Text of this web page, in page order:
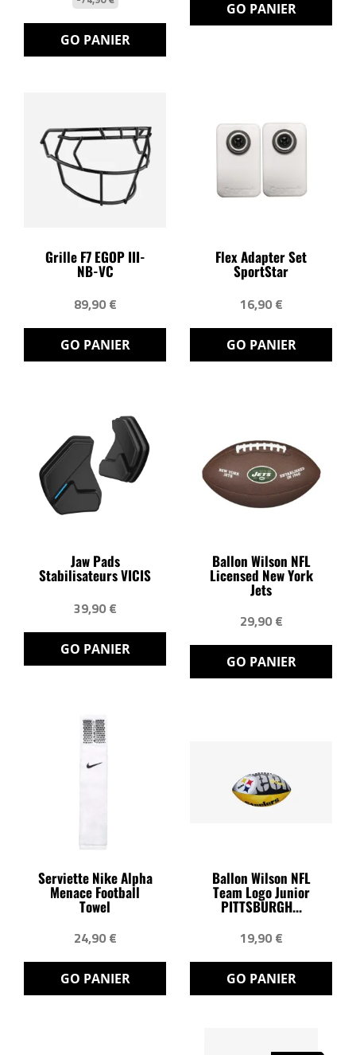
GO PANIER
GO PANIER
Grille F7 EGOP III-
NB-VC
89,90 €
GO PANIER
Flex Adapter Set
SportStar
16,90 €
GO PANIER
Jaw Pads
Stabilisateurs VICIS
39,90 €
GO PANIER
Ballon Wilson NFL
Licensed New York
Jets
29,90 €
GO PANIER
Serviette Nike Alpha
Menace Football
Towel
24,90 €
GO PANIER
Ballon Wilson NFL
Team Logo Junior
PITTSBURGH...
19,90 €
GO PANIER